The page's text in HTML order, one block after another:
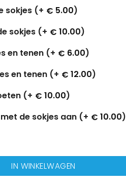
sokjes (+ € 5.00)
sokjes (+ € 10.00)
en tenen (+ € 6.00)
en tenen (+ € 12.00)
(+ € 10.00)
de sokjes aan (+ € 10.00)
IN WINKELWAGEN